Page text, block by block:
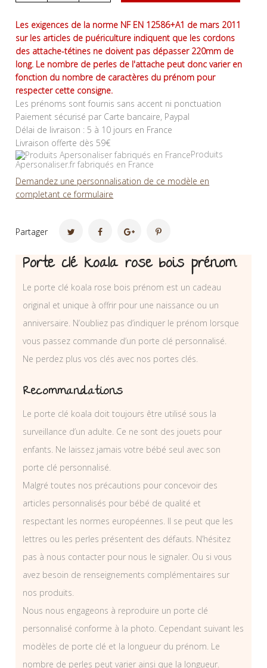
Les exigences de la norme NF EN 12586+A1 de mars 2011
sur les articles de puériculture indiquent que les cordons
des attache-tétines ne doivent pas dépasser 220mm de
long. Le nombre de perles de l'attache peut donc varier en
fonction du nombre de caractères du prénom pour
respecter cette consigne.
Les prénoms sont fournis sans accent ni ponctuation
Paiement sécurisé par Carte bancaire, Paypal
Délai de livraison : 5 à 10 jours en France
Livraison offerte dès 59€
Produits
Apersonaliser.fr fabriqués en France
Demandez une personnalisation de ce modèle en
completant ce formulaire
Partager
Porte clé koala rose bois prénom
Le porte clé koala rose bois prénom est un cadeau
original et unique à offrir pour une naissance ou un
anniversaire. N’oubliez pas d’indiquer le prénom lorsque
vous passez commande d’un porte clé personnalisé.
Ne perdez plus vos clés avec nos portes clés.
Recommandations
Le porte clé koala doit toujours être utilisé sous la
surveillance d’un adulte. Ce ne sont des jouets pour
enfants. Ne laissez jamais votre bébé seul avec son
porte clé personnalisé.
Malgré toutes nos précautions pour concevoir des
articles personnalisés pour bébé de qualité et
respectant les normes européennes. Il se peut que les
lettres ou les perles présentent des défauts. N’hésitez
pas à nous contacter pour nous le signaler. Ou si vous
avez besoin de renseignements complémentaires sur
nos produits.
Nous nous engageons à reproduire un porte clé
personnalisé conforme à la photo. Cependant suivant les
modèles de porte clé et la longueur du prénom. Le
nombre de perles peut varier ainsi que la longueur.